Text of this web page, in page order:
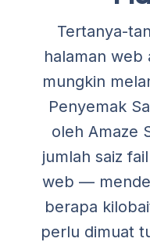
Tertanya-
halaman web
mungkin
Penyemak
oleh Amaze
jumlah saiz
web —
berapa
perlu dimuat